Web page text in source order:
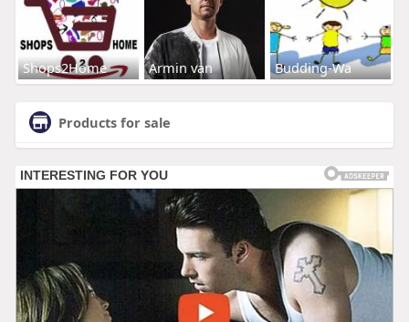
Shops2Home Armin van Budding-Wa
Products for sale